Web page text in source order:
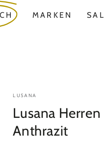
MARKEN
LUSANA
Lusana
Anthrazit